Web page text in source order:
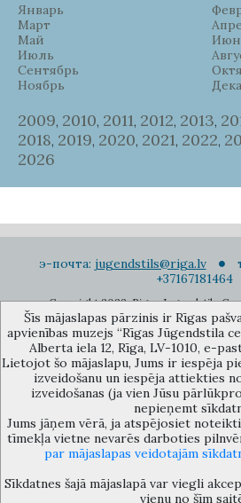
Январь
Март
Май
Июль
Сентябрь
Ноябрь
2009, 2010, 2011, 2012, 2013,
2018, 2019, 2020, 2021, 2022,
2026
э-почта: jugendstils@riga.lv
+37167181464
Copyright 2022. Rigas Jugendstila
Подписаться на
Музей объединения культурных
самоуправления «Рижский центр
Рига, LV 1010, Латвия (дверной код:
Šīs mājaslapas pārzinis ir Rīgas
apvienības muzejs “Rīgas Jūgendstila
Alberta iela 12, Rīga, LV-1010, e-
Lietojot šo mājaslapu, Jums ir iespēja
izveidošanu un iespēja attiekties
izveidošanas (ja vien Jūsu
nepieņemt
Jums jāņem vērā, ja atspējosiet
tīmekļa vietne nevarēs darboties
par mājaslapas veidotajām
Sīkdatnes šajā mājaslapā var viegli
vienu no šīm